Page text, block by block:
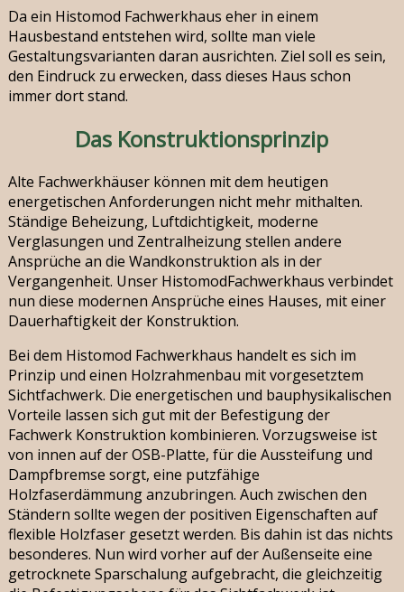
Da ein Histomod Fachwerkhaus eher in einem
Hausbestand entstehen wird, sollte man viele
Gestaltungsvarianten daran ausrichten. Ziel soll es sein,
den Eindruck zu erwecken, dass dieses Haus schon
immer dort stand.
Das Konstruktionsprinzip
Alte Fachwerkhäuser können mit dem heutigen
energetischen Anforderungen nicht mehr mithalten.
Ständige Beheizung, Luftdichtigkeit, moderne
Verglasungen und Zentralheizung stellen andere
Ansprüche an die Wandkonstruktion als in der
Vergangenheit. Unser HistomodFachwerkhaus verbindet
nun diese modernen Ansprüche eines Hauses, mit einer
Dauerhaftigkeit der Konstruktion.
Bei dem Histomod Fachwerkhaus handelt es sich im
Prinzip und einen Holzrahmenbau mit vorgesetztem
Sichtfachwerk. Die energetischen und bauphysikalischen
Vorteile lassen sich gut mit der Befestigung der
Fachwerk Konstruktion kombinieren. Vorzugsweise ist
von innen auf der OSB-Platte, für die Aussteifung und
Dampfbremse sorgt, eine putzfähige
Holzfaserdämmung anzubringen. Auch zwischen den
Ständern sollte wegen der positiven Eigenschaften auf
flexible Holzfaser gesetzt werden. Bis dahin ist das nichts
besonderes. Nun wird vorher auf der Außenseite eine
getrocknete Sparschalung aufgebracht, die gleichzeitig